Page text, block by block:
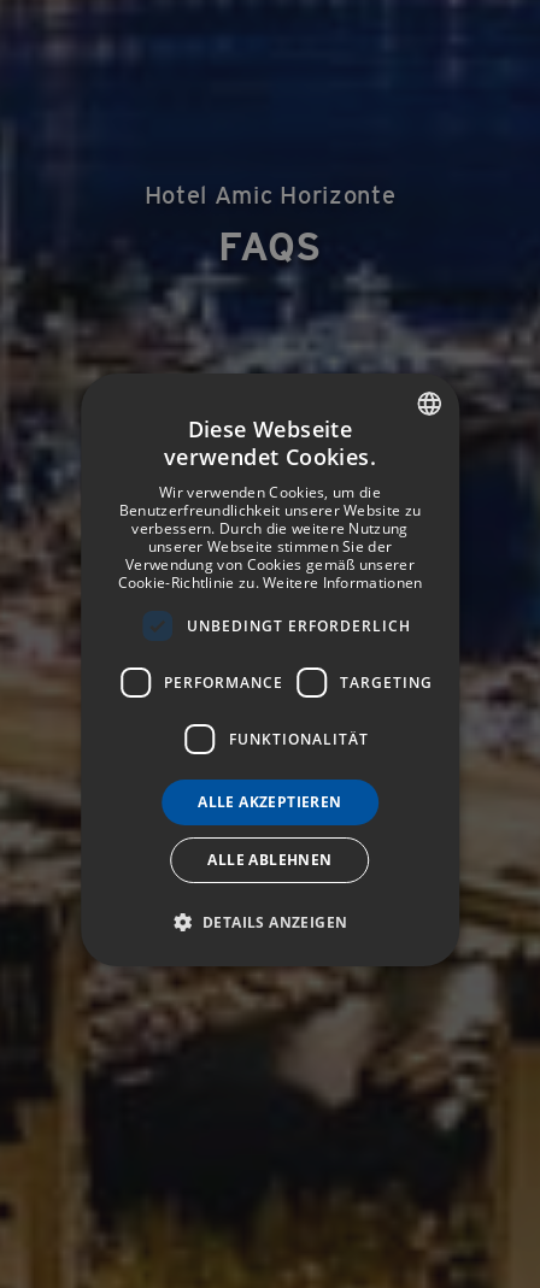
Hotel Amic Horizonte
FAQS
SPANISH
ENGLISH
GERMAN
FRENCH
ITALIAN
Diese Webseite
verwendet Cookies.
Wir verwenden Cookies, um die
Benutzerfreundlichkeit unserer Website zu
verbessern. Durch die weitere Nutzung
unserer Webseite stimmen Sie der
Verwendung von Cookies gemäß unserer
Cookie-Richtlinie zu.Weitere Informationen
UNBEDINGT ERFORDERLICH
PERFORMANCE TARGETING
FUNKTIONALITÄT
ALLE AKZEPTIEREN
ALLE ABLEHNEN
DETAILS ANZEIGEN